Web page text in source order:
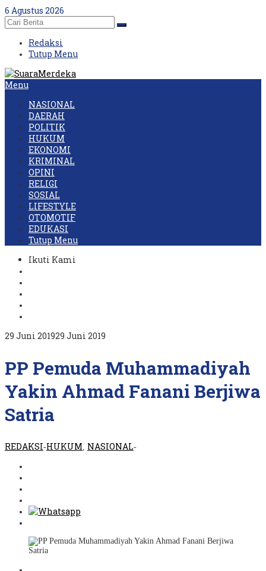
Skip
to
content
6 Agustus 2026
Redaksi
Tutup Menu
Menu
NASIONAL
DAERAH
POLITIK
HUKUM
EKONOMI
KRIMINAL
OPINI
RELIGI
SOSIAL
LIFESTYLE
OTOMOTIF
EDUKASI
Tutup Menu
Ikuti Kami
29 Juni 201929 Juni 2019
PP Pemuda Muhammadiyah
Yakin Ahmad Fanani Berjiwa
Satria
REDAKSI-HUKUM NASIONAL-